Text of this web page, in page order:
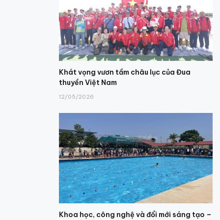
Khát vọng vươn tầm châu lục của Đua
thuyền Việt Nam
12/05/2026
Khoa học, công nghệ và đổi mới sáng tạo –